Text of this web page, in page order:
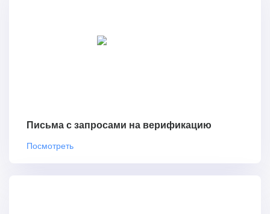
Письма с запросами на верификацию
Посмотреть